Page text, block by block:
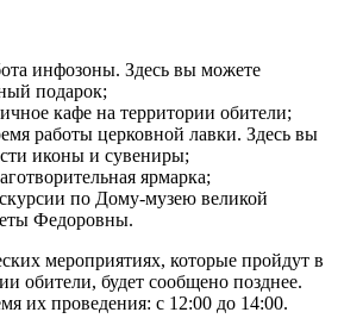
инфозоны. Здесь вы можете
подарок;
кафе на территории обители;
работы церковной лавки. Здесь вы
иконы и сувениры;
ярмарка;
по Дому-музею великой
Федоровны.
мероприятиях, которые пройдут в
обители, будет сообщено позднее.
их проведения: с 12:00 до 14:00.